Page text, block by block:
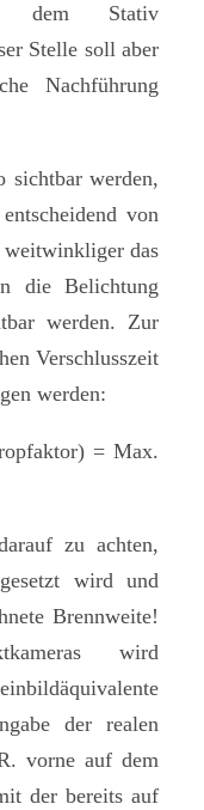
dem Stativ
Stelle soll aber
Nachführung
sichtbar werden,
von
weitwinkliger das
die Belichtung
werden. Zur
Verschlusszeit
werden:
= Max.
zu achten,
wird und
Brennweite!
wird
der realen
vorne auf dem
der bereits auf